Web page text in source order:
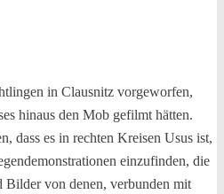
in Clausnitz vorgeworfen,
hinaus den Mob gefilmt hätten.
dass es in rechten Kreisen Usus ist,
einzufinden, die
von denen, verbunden mit